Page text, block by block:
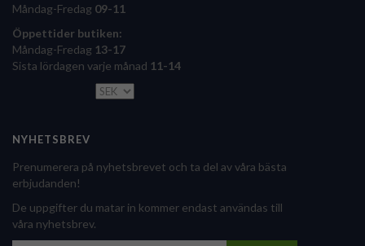
Måndag-Fredag 09-11
Öppettider butiken:
Måndag-Fredag 13-17
Sista lördagen varje månad 11-14
NYHETSBREV
Prenumerera på nyhetsbrevet och ta del av våra bästa
erbjudanden!
De uppgifter du matar in kommer endast användas till
våra nyhetsbrev.